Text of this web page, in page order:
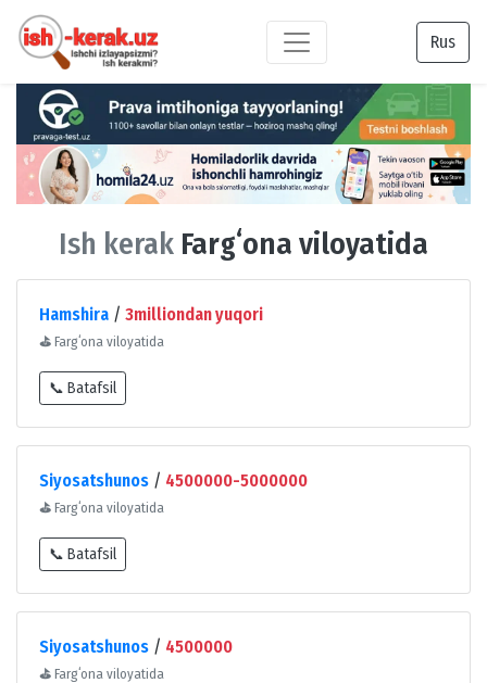
Rus
Ish kerak Fargʻona viloyatida
Hamshira / 3milliondan yuqori
⛳ Fargʻona viloyatida
📞 Batafsil
Siyosatshunos / 4500000-5000000
⛳ Fargʻona viloyatida
📞 Batafsil
Siyosatshunos / 4500000
⛳ Fargʻona viloyatida